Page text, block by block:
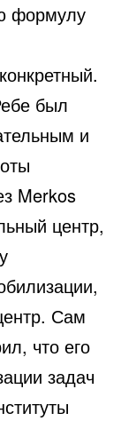
формулу
был
и
Merkos
центр,
Сам
что его
задач